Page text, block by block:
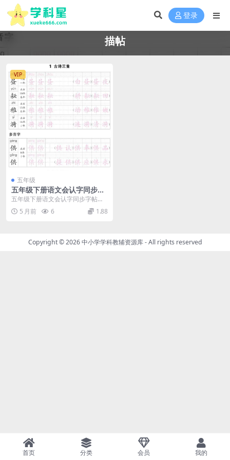
登录
描帖
VIP
五年级
五年级下册语文会认字同步字
帖：描帖练习电子版资料汇总
五年级下册语文会认字同步字帖：
描帖练习电子版 进入小学五年级下
学期，语文生字的识...
5 月前 6 1.88
Copyright © 2026中小学学科教辅资源库- All rights reserved
首页 分类 会员 我的